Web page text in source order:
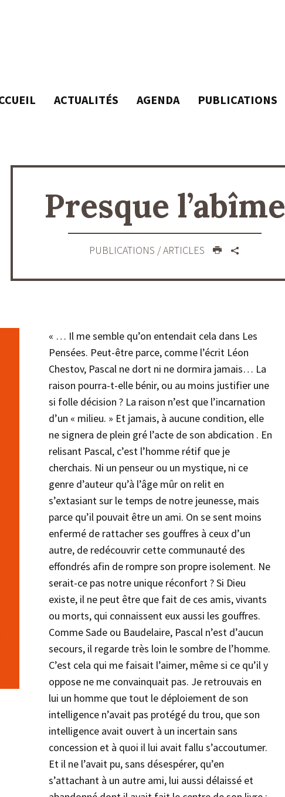
ACTUALITÉS AGENDA PUBLICATIONS
Presque l’abîme
PUBLICATIONS / ARTICLES
« … Il me semble qu’on entendait cela dans Les
Pensées. Peut-être parce, comme l’écrit Léon
Chestov, Pascal ne dort ni ne dormira jamais… La
raison pourra-t-elle bénir, ou au moins justifier une
si folle décision ? La raison n’est que l’incarnation
d’un « milieu. » Et jamais, à aucune condition, elle
ne signera de plein gré l’acte de son abdication . En
relisant Pascal, c’est l’homme rétif que je
cherchais. Ni un penseur ou un mystique, ni ce
genre d’auteur qu’à l’âge mûr on relit en
s’extasiant sur le temps de notre jeunesse, mais
parce qu’il pouvait être un ami. On se sent moins
enfermé de rattacher ses gouffres à ceux d’un
autre, de redécouvrir cette communauté des
effondrés afin de rompre son propre isolement. Ne
serait-ce pas notre unique réconfort ? Si Dieu
existe, il ne peut être que fait de ces amis, vivants
ou morts, qui connaissent eux aussi les gouffres.
Comme Sade ou Baudelaire, Pascal n’est d’aucun
secours, il regarde très loin le sombre de l’homme.
C’est cela qui me faisait l’aimer, même si ce qu’il y
oppose ne me convainquait pas. Je retrouvais en
lui un homme que tout le déploiement de son
intelligence n’avait pas protégé du trou, que son
intelligence avait ouvert à un incertain sans
concession et à quoi il lui avait fallu s’accoutumer.
Et il ne l’avait pu, sans désespérer, qu’en
s’attachant à un autre ami, lui aussi délaissé et